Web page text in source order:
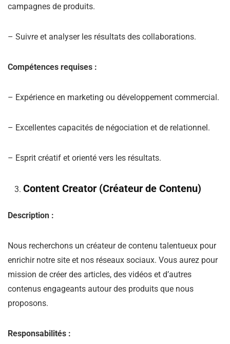
campagnes de produits.
– Suivre et analyser les résultats des collaborations.
Compétences requises :
– Expérience en marketing ou développement commercial.
– Excellentes capacités de négociation et de relationnel.
– Esprit créatif et orienté vers les résultats.
Content Creator (Créateur de Contenu)
Description :
Nous recherchons un créateur de contenu talentueux pour
enrichir notre site et nos réseaux sociaux. Vous aurez pour
mission de créer des articles, des vidéos et d’autres
contenus engageants autour des produits que nous
proposons.
Responsabilités :